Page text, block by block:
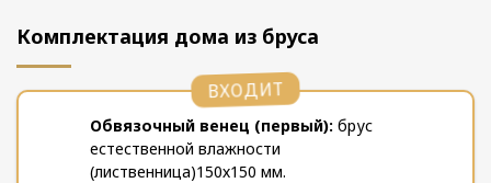
Комплектация дома из бруса
ВХОДИТ
Обвязочный венец (первый): брус
естественной влажности
(лиственница)150х150 мм.